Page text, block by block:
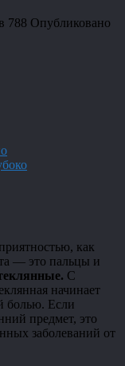
788 Опубликовано
как
— это пальцы и
С
начинает
болью. Если
предмет, это
заболеваний от